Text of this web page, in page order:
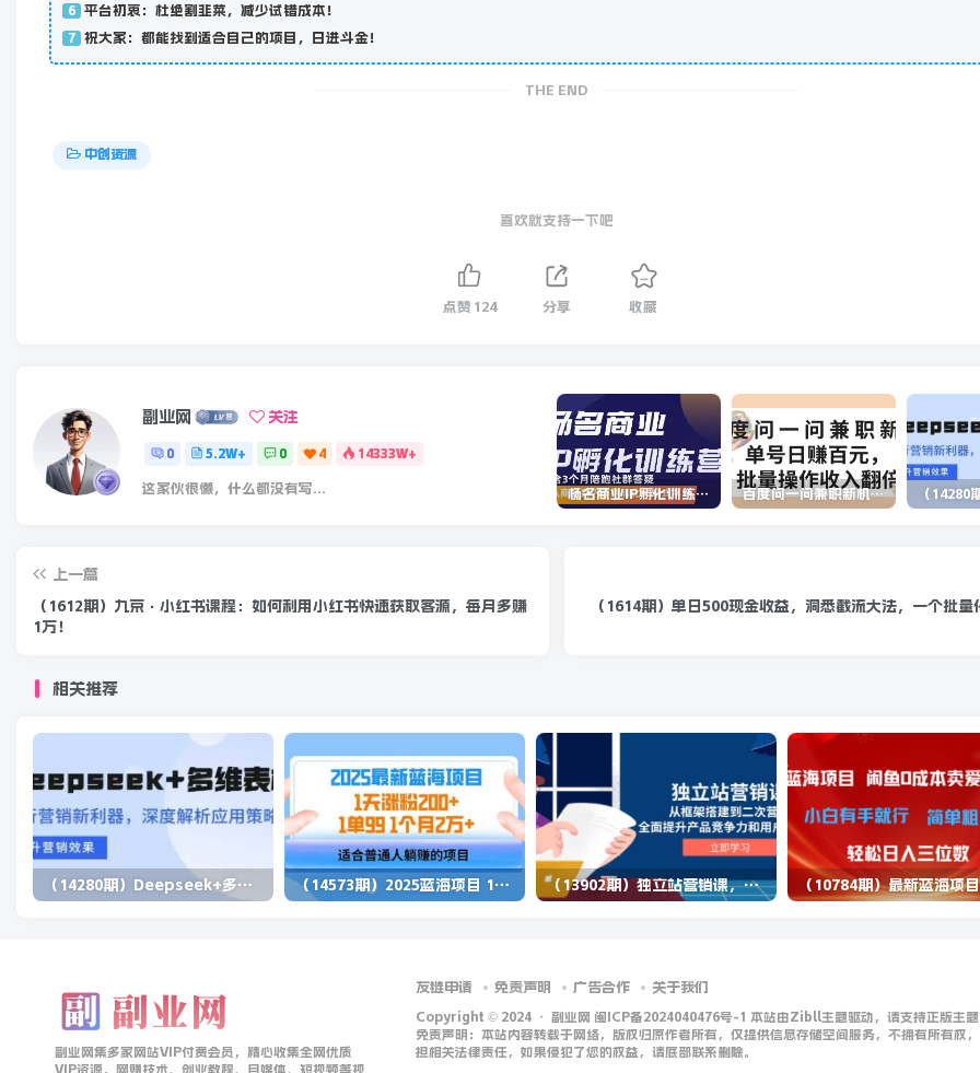
6 平台初衷：杜绝割韭菜，减少试错成本！
7 祝大家：都能找到适合自己的项目，日进斗金！
THE END
中创资源
喜欢就支持一下吧
点赞 124 分享 收藏
副业网 关注
0 5.2W+ 0 4 14333W+
这家伙很懒，什么都没有写... 杨名商业IP孵化训练营，从商业到内容到转化一站式学 价值5980元 百度问一问兼职新机遇，单号日赚百元，批量操作收入翻倍
上一篇
（1612期）九京·小红书课程：如何利用小红书快速获取客源，每月多赚
1万！
（1614期）单日500现金收益，洞悉截流大法，一个批量
相关推荐
（14280期）Deepseek+多维表格，银行营销新利器，深度解析应用策略，提升营销效果 （14573期）2025蓝海项目 1天涨粉200+ 1单99 1个月2万+ （13902期）独立站营销课，从框架搭建到二次营销，全面提升产品竞争力和用户忠诚度
副业网集多家网站VIP付费会员，精心收集全网优质
VIP资源，网赚技术、创业教程、自媒体、短视频等视
友链申请 免责声明 广告合作 关于我们
Copyright © 2024 · 副业网 闽ICP备2024040476号-1 本站由Zibll主题驱动，请支持正版主题
免责声明：本站内容转载于网络，版权归原作者所有，仅提供信息存储空间服务，不拥有所有权
担相关法律责任，如果侵犯了您的权益，请底部联系删除。